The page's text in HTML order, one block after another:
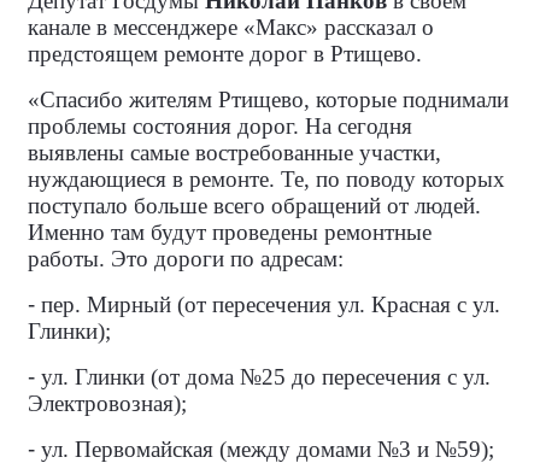
канале в мессенджере «Макс» рассказал о
предстоящем ремонте дорог в Ртищево.
«Спасибо жителям Ртищево, которые поднимали
проблемы состояния дорог. На сегодня
выявлены самые востребованные участки,
нуждающиеся в ремонте. Те, по поводу которых
поступало больше всего обращений от людей.
Именно там будут проведены ремонтные
работы. Это дороги по адресам:
- пер. Мирный (от пересечения ул. Красная с ул.
Глинки);
- ул. Глинки (от дома №25 до пересечения с ул.
Электровозная);
- ул. Первомайская (между домами №3 и №59);